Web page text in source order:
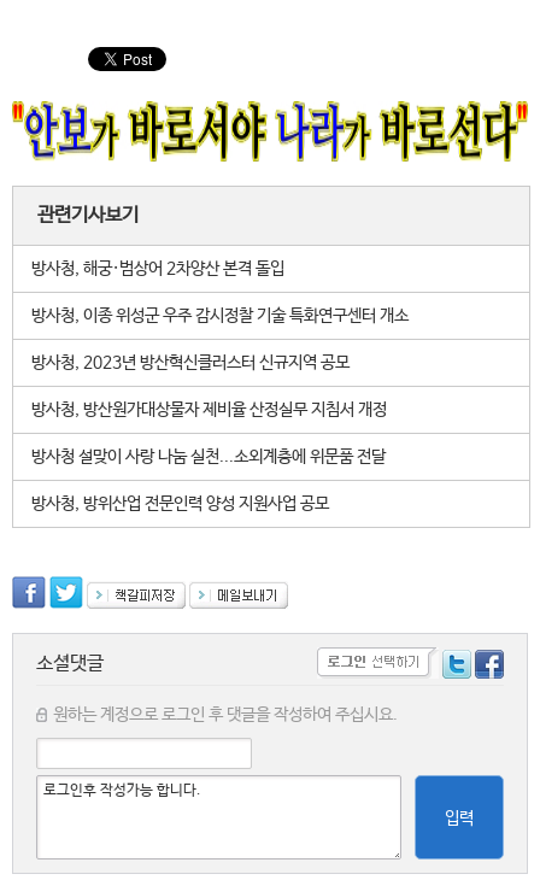
관련기사보기
방사청, 해궁·범상어 2차양산 본격 돌입
방사청, 이종 위성군 우주 감시정찰 기술 특화연구센터 개소
방사청, 2023년 방산혁신클러스터 신규지역 공모
방사청, 방산원가대상물자 제비율 산정실무 지침서 개정
방사청 설맞이 사랑 나눔 실천...소외계층에 위문품 전달
방사청, 방위산업 전문인력 양성 지원사업 공모
소셜댓글
원하는 계정으로 로그인 후 댓글을 작성하여 주십시요.
입력